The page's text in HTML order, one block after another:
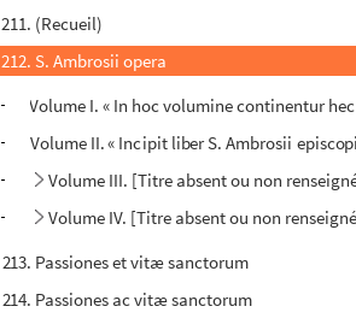
211. (Recueil)
212. S. Ambrosii opera
Volume I. « In hoc volumine continentur
Volume II. « Incipit liber S. Ambrosii
Volume III. [Titre absent ou non
Volume IV. [Titre absent ou non
213. Passiones et vitæ sanctorum
214. Passiones ac vitæ sanctorum